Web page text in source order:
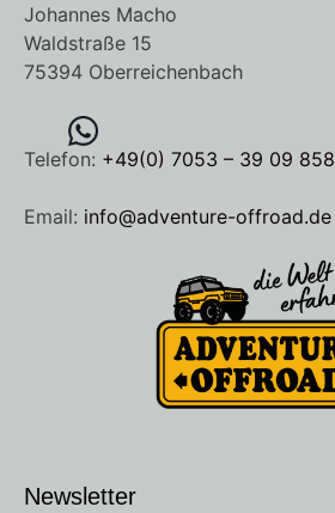
Johannes Macho
Waldstraße 15
75394 Oberreichenbach
Telefon: +49(0) 7053 – 39 09 858
Email: info@adventure-offroad.de
Newsletter